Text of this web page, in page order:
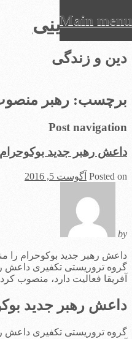
عرفان دینی
دین و زندگی
Main menu
to
content
برچسب: رهبر
Post navigation
داعش رهبر جدید
Posted on آگوست 5, 2016
by
داعش رهبر جدید بوکوحرام را
گروه تروریستی تکفیری داعش
آفریقا فعالیت دارد، منصوب
داعش رهبر جدید
گروه تروریستی تکفیری داعش